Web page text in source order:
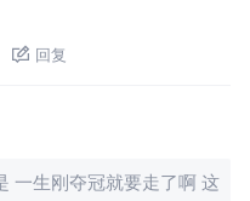
回复
一生刚夺冠就要走了啊 这